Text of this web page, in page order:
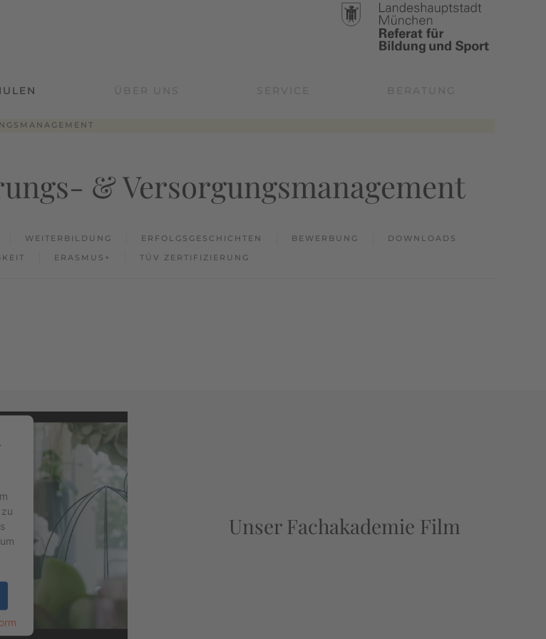
& Versorgungsmanagement
WEITERBILDUNG ERFOLGSGESCHICHTEN BEWERBUNG
DOWNLOADS
ERASMUS+ TÜV ZERTIFIZIERUNG
Unser Fachakademie Film